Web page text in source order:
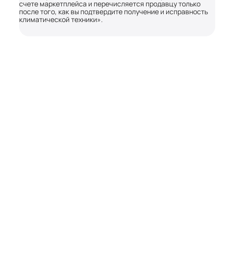
счете маркетплейса и перечисляется продавцу только
после того, как вы подтвердите получение и исправность
климатической техники».